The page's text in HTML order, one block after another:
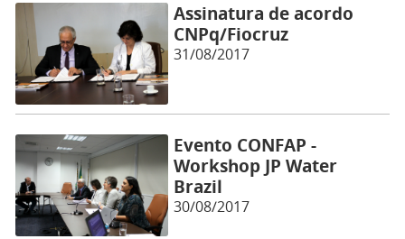
Assinatura de acordo
CNPq/Fiocruz
31/08/2017
Evento CONFAP -
Workshop JP Water
Brazil
30/08/2017